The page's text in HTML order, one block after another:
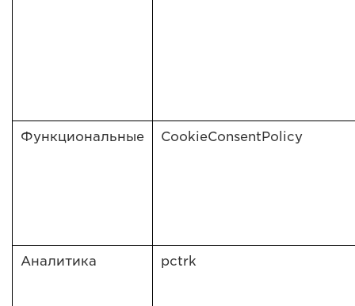
Функциональные CookieConsentPolicy
Аналитика pctrk